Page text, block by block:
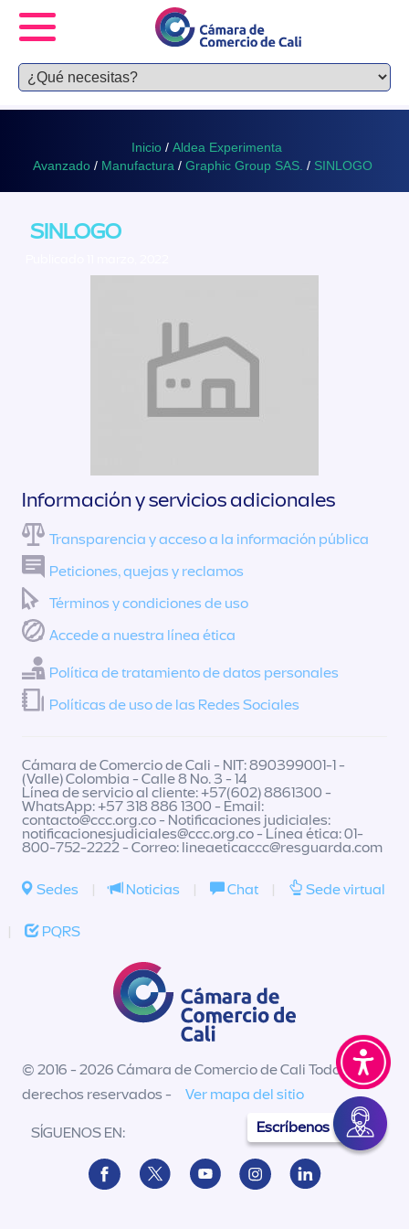
Inicio / Aldea Experimenta
Avanzado / Manufactura / Graphic Group SAS. / SINLOGO
SINLOGO
Escríbenos
Información y servicios adicionales
Transparencia y acceso a la información pública
Peticiones, quejas y reclamos
Términos y condiciones de uso
Accede a nuestra línea ética
Política de tratamiento de datos personales
Políticas de uso de las Redes Sociales
Cámara de Comercio de Cali - NIT: 890399001-1 -
(Valle) Colombia - Calle 8 No. 3 - 14
Línea de servicio al cliente: +57(602) 8861300 -
WhatsApp: +57 318 886 1300 - Email:
contacto@ccc.org.co- Notificaciones judiciales:
notificacionesjudiciales@ccc.org.co- Línea ética: 01-
800-752-2222 - Correo: lineaeticaccc@resguarda.com
Sedes | Noticias | Chat | Sede virtual
| PQRS
© 2016 - 2026 Cámara de Comercio de Cali Todos los
derechos reservados -
Ver mapa del sitio
SÍGUENOS EN: